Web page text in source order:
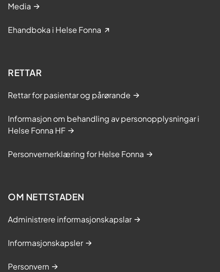
Media
Ehandboka i Helse Fonna
RETTAR
Rettar for pasientar og pårørande
Informasjon om behandling av personopplysningar i
Helse Fonna HF
Personvernerklæring for Helse Fonna
OM NETTSTADEN
Administrere informasjonskapslar
Informasjonskapsler
Personvern